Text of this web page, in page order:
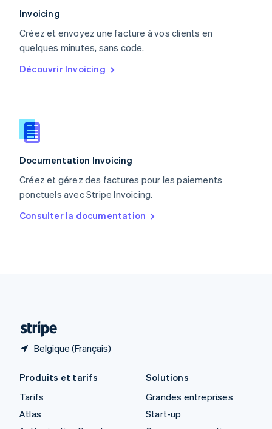
Invoicing
Créez et envoyez une facture à vos clients en
quelques minutes, sans code.
Découvrir Invoicing
Documentation Invoicing
Créez et gérez des factures pour les paiements
ponctuels avec Stripe Invoicing.
Consulter la documentation
Belgique (Français)
Pays-Bas
Nederlands
Pologne
English
PortuguêsEnglish
English
Roumanie
Royaume-Uni
Singapour
English 简体中文
English
Produits et tarifs
Tarifs
Atlas
Solutions
Grandes entreprises
Start-up